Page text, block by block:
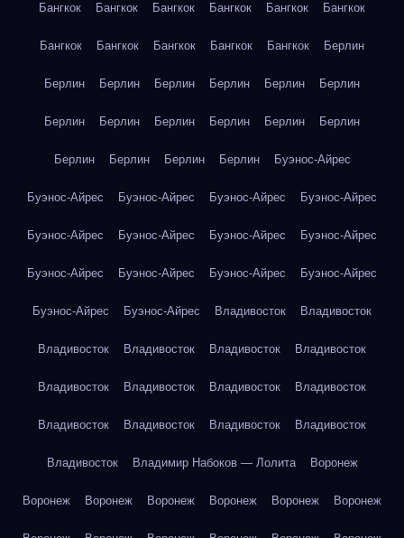
Бангкок Бангкок Бангкок Бангкок Бангкок Бангкок
Бангкок Бангкок Бангкок Бангкок Бангкок Берлин
Берлин Берлин Берлин Берлин Берлин Берлин
Берлин Берлин Берлин Берлин Берлин Берлин
Берлин Берлин Берлин Берлин Буэнос-Айрес
Буэнос-Айрес Буэнос-Айрес Буэнос-Айрес Буэнос-Айрес
Буэнос-Айрес Буэнос-Айрес Буэнос-Айрес Буэнос-Айрес
Буэнос-Айрес Буэнос-Айрес Буэнос-Айрес Буэнос-Айрес
Буэнос-Айрес Буэнос-Айрес Владивосток Владивосток
Владивосток Владивосток Владивосток Владивосток
Владивосток Владивосток Владивосток Владивосток
Владивосток Владивосток Владивосток Владивосток
Владивосток Владимир Набоков — Лолита Воронеж
Воронеж Воронеж Воронеж Воронеж Воронеж Воронеж